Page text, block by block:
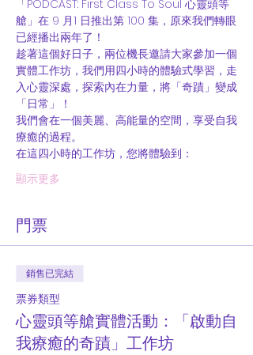
「PODCAST: First Class To Soul 心靈頭等
艙」在 9 月1 日推出第 100 集，原來我們轉眼
已經播出兩年了！
趁著這個好日子，兩位機長邀請大家參加一個
實體工作坊，我們用四小時的體驗式學習，走
入心靈深處，探索內在力量，將「奇蹟」變成
「日常」！
我們會在一個美麗、高能量的空間，享受自我
療癒的過程。
在這四小時的工作坊，您將體驗到：
顯示更多
門票
銷售已完結
票券類型
心靈頭等艙實體活動：「啟動自
我療癒的奇蹟」工作坊